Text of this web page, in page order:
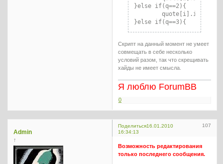
}else if(q==2){
}else if(q==3){
	quote[i].innerHTML="Вам должно испольниться "+n+" лет(года)."
}
	} else {
}
}
</script>
Скрипт на данный момент не умеет
совмещать в себе несколько
условий разом, так что скрещивать
хайды не имеет смысла.
Я люблю ForumBB
0
Поделиться 107
16.01.2010
16:34:13
Admin
↑
Возможность редактирования
только последнего сообщения.